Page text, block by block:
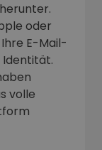
oder
E-Mail-
Identität.
volle